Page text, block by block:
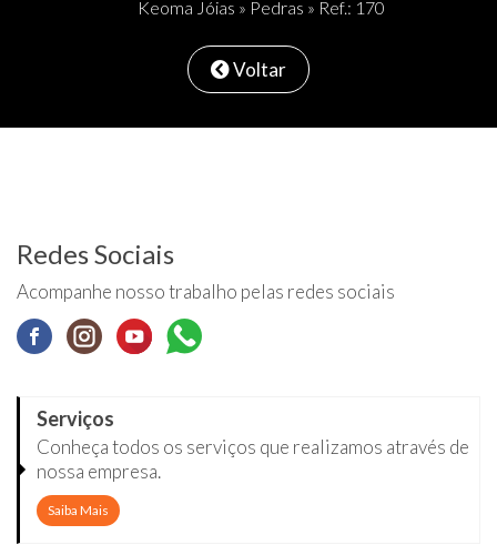
Keoma Jóias » Pedras » Ref.: 170
Voltar
Redes Sociais
Acompanhe nosso trabalho pelas redes sociais
Serviços
Conheça todos os serviços que realizamos através de
nossa empresa.
Saiba Mais